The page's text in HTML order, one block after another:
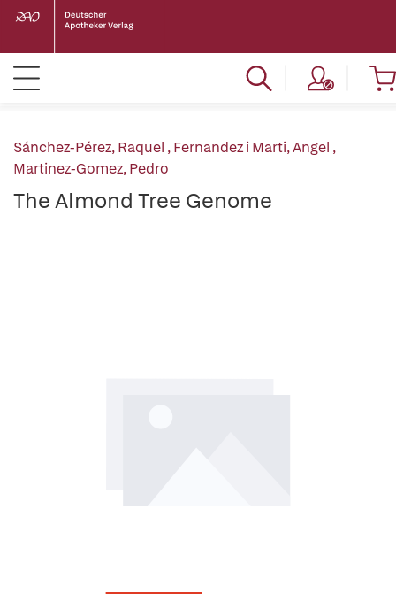
Sánchez-Pérez, Raquel ,Fernandez i Marti, Angel ,
Martinez-Gomez, Pedro
The Almond Tree Genome